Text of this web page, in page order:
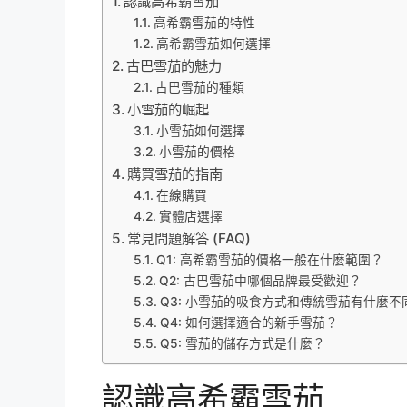
高希霸雪茄的特性
高希霸雪茄如何選擇
古巴雪茄的魅力
古巴雪茄的種類
小雪茄的崛起
小雪茄如何選擇
小雪茄的價格
購買雪茄的指南
在線購買
實體店選擇
常見問題解答 (FAQ)
Q1: 高希霸雪茄的價格一般在什麼範圍？
Q2: 古巴雪茄中哪個品牌最受歡迎？
Q3: 小雪茄的吸食方式和傳統雪茄有什麼不
Q4: 如何選擇適合的新手雪茄？
Q5: 雪茄的儲存方式是什麼？
認識高希霸雪茄